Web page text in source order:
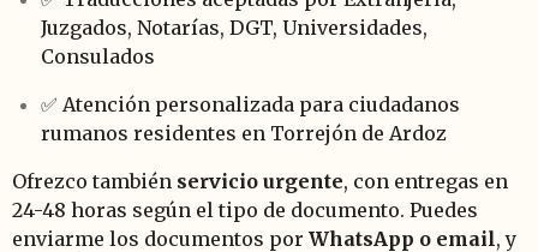
Juzgados, Notarías, DGT, Universidades,
Consulados
✅ Atención personalizada para ciudadanos
rumanos residentes en Torrejón de Ardoz
Ofrezco también servicio urgente, con entregas en
24-48 horas según el tipo de documento. Puedes
enviarme los documentos por WhatsApp o email, y